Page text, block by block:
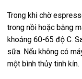
Trong khi chờ
trong nồi hoặc bằng
khoảng 60-65 độ C.
sữa. Nếu không có
một bình thủy tinh kín.